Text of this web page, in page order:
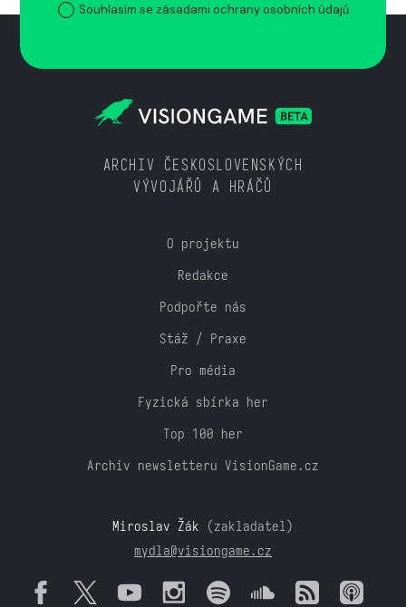
Souhlasím se zásadami ochrany osobních údajů
ARCHIV ČESKOSLOVENSKÝCH
VÝVOJÁŘŮ A HRÁČŮ
O projektu
Redakce
Podpořte nás
Stáž / Praxe
Pro média
Fyzická sbírka her
Top 100 her
Archiv newsletteru VisionGame.cz
Miroslav Žák (zakladatel)
mydla@visiongame.cz